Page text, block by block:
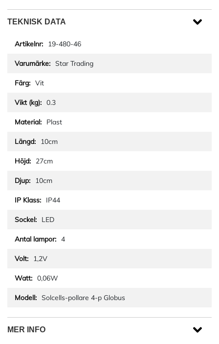
TEKNISK DATA
19-480-46
Star Trading
Vit
0.3
Plast
10cm
27cm
10cm
IP44
LED
4
1,2V
0,06W
Solcells-pollare 4-p Globus
MER INFO